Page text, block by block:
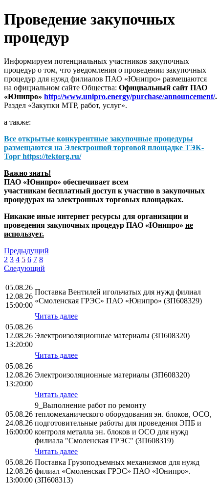
Проведение закупочных
процедур
Информируем потенциальных участников закупочных
процедур о том, что уведомления о проведении закупочных
процедур для нужд филиалов ПАО «Юнипро» размещаются
на официальном сайте Общества: Официальный сайт ПАО
«Юнипро» http://www.unipro.energy/purchase/announcement/.
Раздел «Закупки МТР, работ, услуг».
а также:
Все открытые конкурентные закупочные процедуры
размещаются на Электронной торговой площадке ТЭК-
Торг https://tektorg.ru/
Важно знать!
ПАО «Юнипро» обеспечивает всем
участникам бесплатный доступ к участию в закупочных
процедурах на электронных торговых площадках.
Никакие иные интернет ресурсы для организации и
проведения закупочных процедур ПАО «Юнипро» не
использует.
Предыдущий
2 3 4 5 6 7 8
Следующий
05.08.26
12.08.26
15:00:00
Поставка Вентилей игольчатых для нужд филиал
«Смоленская ГРЭС» ПАО «Юнипро» (ЗП608329)
Читать далее
05.08.26
12.08.26
13:20:00
Электроизоляционные материалы (ЗП608320)
Читать далее
05.08.26
12.08.26
13:20:00
Электроизоляционные материалы (ЗП608320)
Читать далее
05.08.26
24.08.26
16:00:00
9_Выполнение работ по ремонту
тепломеханического оборудования эн. блоков, ОСО,
подготовительные работы для проведения ЭПБ и
контроля металла эн. блоков и ОСО для нужд
филиала "Смоленская ГРЭС" (ЗП608319)
Читать далее
05.08.26
12.08.26
13:00:00
Поставка Грузоподъемных механизмов для нужд
филиал «Смоленская ГРЭС» ПАО «Юнипро».
(ЗП608313)